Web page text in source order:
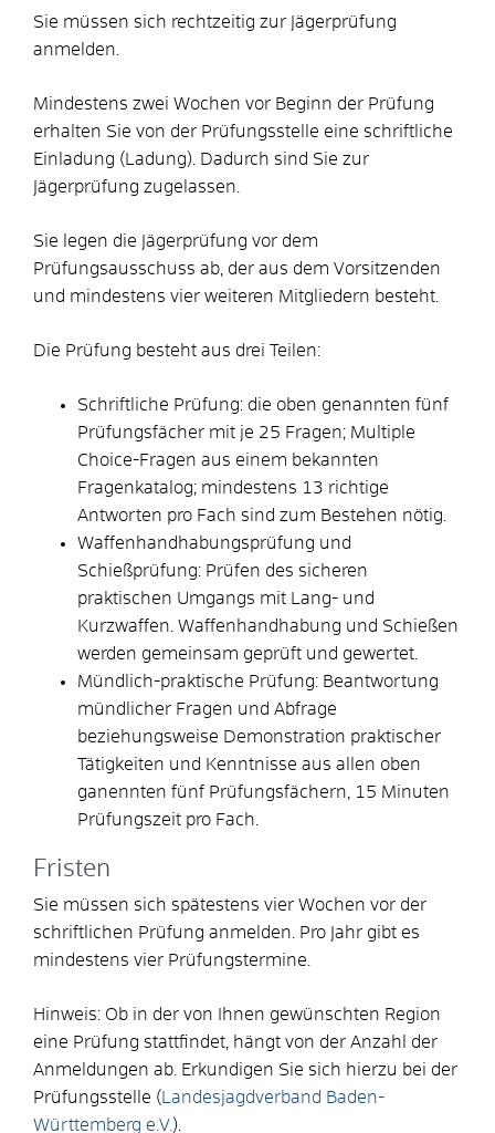
Sie müssen sich rechtzeitig zur Jägerprüfung
anmelden.
Mindestens zwei Wochen vor Beginn der Prüfung
erhalten Sie von der Prüfungsstelle eine schriftliche
Einladung (Ladung). Dadurch sind Sie zur
Jägerprüfung zugelassen.
Sie legen die Jägerprüfung vor dem
Prüfungsausschuss ab, der aus dem Vorsitzenden
und mindestens vier weiteren Mitgliedern besteht.
Die Prüfung besteht aus drei Teilen:
Schriftliche Prüfung: die oben genannten fünf
Prüfungsfächer mit je 25 Fragen; Multiple
Choice-Fragen aus einem bekannten
Fragenkatalog; mindestens 13 richtige
Antworten pro Fach sind zum Bestehen nötig.
Waffenhandhabungsprüfung und
Schießprüfung: Prüfen des sicheren
praktischen Umgangs mit Lang- und
Kurzwaffen. Waffenhandhabung und Schießen
werden gemeinsam geprüft und gewertet.
Mündlich-praktische Prüfung: Beantwortung
mündlicher Fragen und Abfrage
beziehungsweise Demonstration praktischer
Tätigkeiten und Kenntnisse aus allen oben
ganennten fünf Prüfungsfächern, 15 Minuten
Prüfungszeit pro Fach.
Fristen
Sie müssen sich spätestens vier Wochen vor der
schriftlichen Prüfung anmelden. Pro Jahr gibt es
mindestens vier Prüfungstermine.
Hinweis: Ob in der von Ihnen gewünschten Region
eine Prüfung stattfindet, hängt von der Anzahl der
Anmeldungen ab. Erkundigen Sie sich hierzu bei der
Prüfungsstelle ( Landesjagdverband Baden-
Württemberg e.V.).